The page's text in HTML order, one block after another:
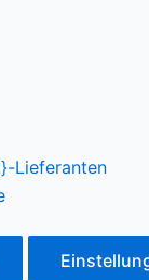
Lieferanten